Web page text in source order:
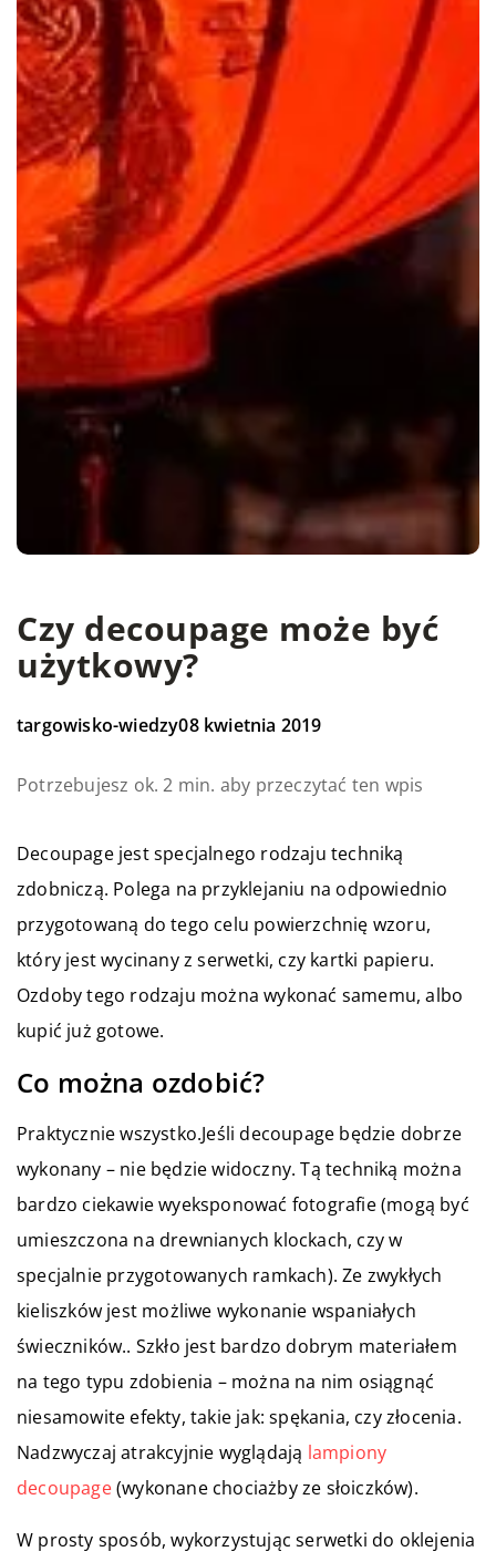
Czy decoupage może być
użytkowy?
targowisko-wiedzy08 kwietnia 2019
Potrzebujesz ok. 2 min. aby przeczytać ten wpis
Decoupage jest specjalnego rodzaju techniką
zdobniczą. Polega na przyklejaniu na odpowiednio
przygotowaną do tego celu powierzchnię wzoru,
który jest wycinany z serwetki, czy kartki papieru.
Ozdoby tego rodzaju można wykonać samemu, albo
kupić już gotowe.
Co można ozdobić?
Praktycznie wszystko.Jeśli decoupage będzie dobrze
wykonany – nie będzie widoczny. Tą techniką można
bardzo ciekawie wyeksponować fotografie (mogą być
umieszczona na drewnianych klockach, czy w
specjalnie przygotowanych ramkach). Ze zwykłych
kieliszków jest możliwe wykonanie wspaniałych
świeczników.. Szkło jest bardzo dobrym materiałem
na tego typu zdobienia – można na nim osiągnąć
niesamowite efekty, takie jak: spękania, czy złocenia.
Nadzwyczaj atrakcyjnie wyglądają lampiony
decoupage(wykonane chociażby ze słoiczków).
W prosty sposób, wykorzystując serwetki do oklejenia